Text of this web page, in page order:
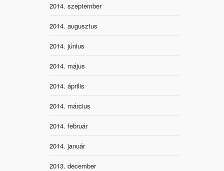
2014. szeptember
2014. augusztus
2014. június
2014. május
2014. április
2014. március
2014. február
2014. január
2013. december